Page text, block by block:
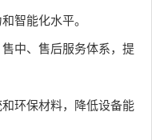
智能化水平。
中、售后服务体系，提
环保材料，降低设备能